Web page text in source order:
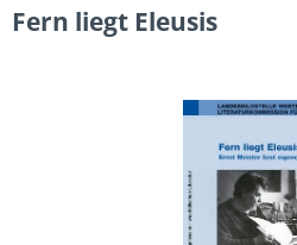
Fern liegt Eleusis